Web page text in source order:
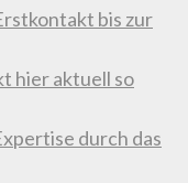
bis zur
hier aktuell so
durch das